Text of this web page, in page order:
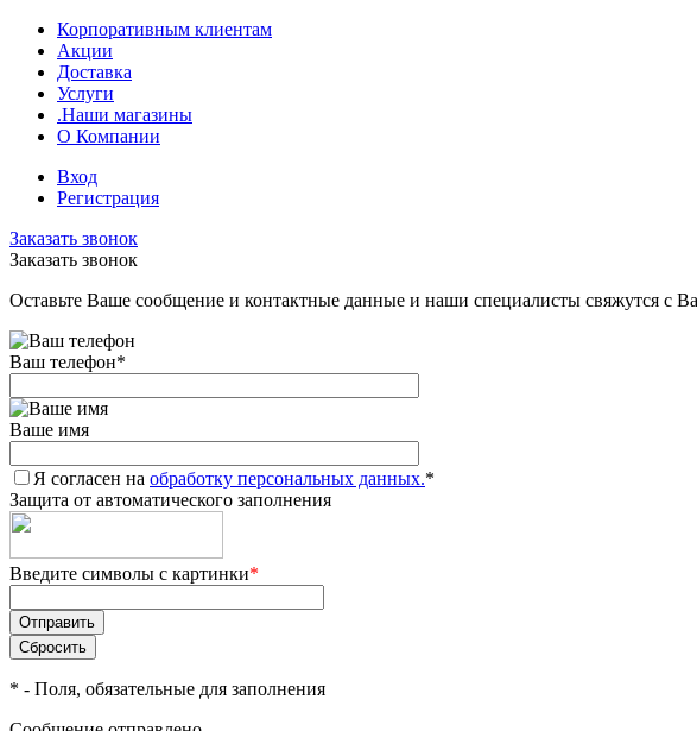
Корпоративным клиентам
Акции
Доставка
Услуги
.Наши магазины
О Компании
Вход
Регистрация
Заказать звонок
Заказать звонок
Оставьте Ваше сообщение и контактные данные и наши специалисты свяжутся с
Ваш телефон*
Ваше имя
Я согласен на обработку персональных данных.*
Защита от автоматического заполнения
Введите символы с картинки*
* - Поля, обязательные для заполнения